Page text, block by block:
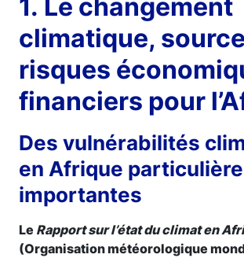
1. Le changement
climatique,
risques
financiers pour
Des vulnérabilités
en Afrique
importantes
Le Rapport sur l’état du climat en
(Organisation météorologique